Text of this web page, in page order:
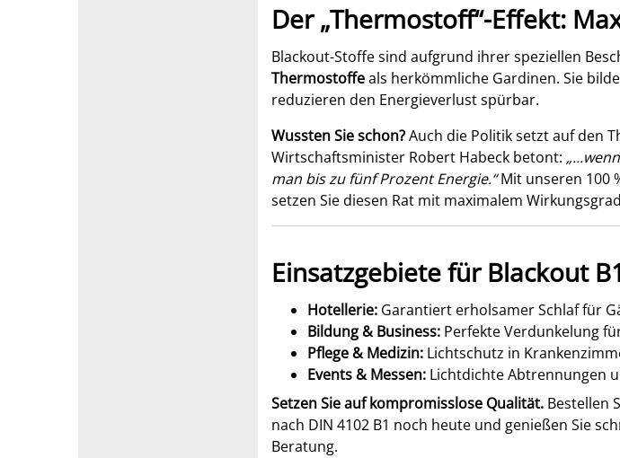
Der „Thermostoff“-Effekt:
Blackout-Stoffe sind aufgrund ihrer speziellen
Thermostoffeals herkömmliche Gardinen. Sie
reduzieren den Energieverlust spürbar.
Wussten Sie schon?Auch die Politik setzt auf den
Wirtschaftsminister Robert Habeck betont:
man bis zu fünf Prozent Energie.“Mit unseren 100
setzen Sie diesen Rat mit maximalem
Einsatzgebiete für Blackout
Hotellerie: Garantiert erholsamer Schlaf für
Bildung & Business: Perfekte Verdunkelung
Pflege & Medizin: Lichtschutz in
Events & Messen: Lichtdichte Abtrennungen
Setzen Sie auf kompromisslose Qualität. Bestellen
nach DIN 4102 B1 noch heute und genießen Sie
Beratung.